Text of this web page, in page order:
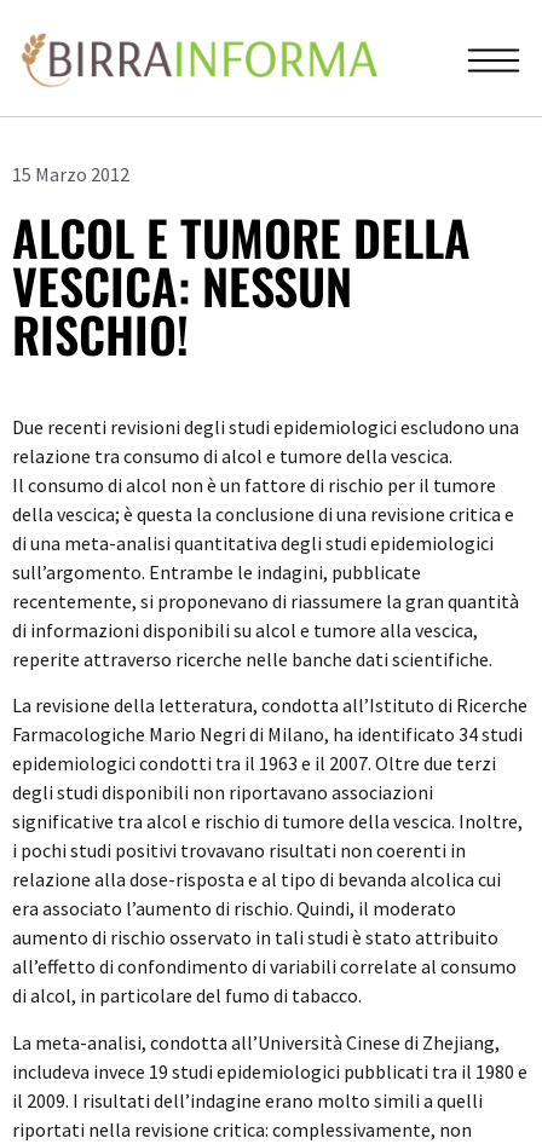
15 Marzo 2012
ALCOL E TUMORE DELLA
VESCICA: NESSUN
RISCHIO!
Due recenti revisioni degli studi epidemiologici escludono una
relazione tra consumo di alcol e tumore della vescica.
Il consumo di alcol non è un fattore di rischio per il tumore
della vescica; è questa la conclusione di una revisione critica e
di una meta-analisi quantitativa degli studi epidemiologici
sull’argomento. Entrambe le indagini, pubblicate
recentemente, si proponevano di riassumere la gran quantità
di informazioni disponibili su alcol e tumore alla vescica,
reperite attraverso ricerche nelle banche dati scientifiche.
La revisione della letteratura, condotta all’Istituto di Ricerche
Farmacologiche Mario Negri di Milano, ha identificato 34 studi
epidemiologici condotti tra il 1963 e il 2007. Oltre due terzi
degli studi disponibili non riportavano associazioni
significative tra alcol e rischio di tumore della vescica. Inoltre,
i pochi studi positivi trovavano risultati non coerenti in
relazione alla dose-risposta e al tipo di bevanda alcolica cui
era associato l’aumento di rischio. Quindi, il moderato
aumento di rischio osservato in tali studi è stato attribuito
all’effetto di confondimento di variabili correlate al consumo
di alcol, in particolare del fumo di tabacco.
La meta-analisi, condotta all’Università Cinese di Zhejiang,
includeva invece 19 studi epidemiologici pubblicati tra il 1980 e
il 2009. I risultati dell’indagine erano molto simili a quelli
riportati nella revisione critica: complessivamente, non